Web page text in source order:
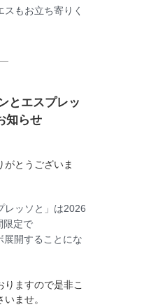
もお立ち寄りく
とエスプレッ
知らせ
がとうございま
レッソと」は2026
限定で
展開することにな
ますので是非こ
ませ。